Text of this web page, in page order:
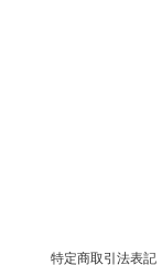
特定商取引法表記